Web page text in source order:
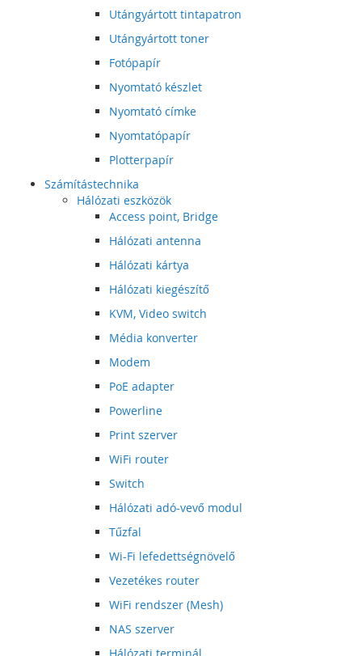
Utángyártott tintapatron
Utángyártott toner
Fotópapír
Nyomtató készlet
Nyomtató címke
Nyomtatópapír
Plotterpapír
Számítástechnika
Hálózati eszközök
Access point, Bridge
Hálózati antenna
Hálózati kártya
Hálózati kiegészítő
KVM, Video switch
Média konverter
Modem
PoE adapter
Powerline
Print szerver
WiFi router
Switch
Hálózati adó-vevő modul
Tűzfal
Wi-Fi lefedettségnövelő
Vezetékes router
WiFi rendszer (Mesh)
NAS szerver